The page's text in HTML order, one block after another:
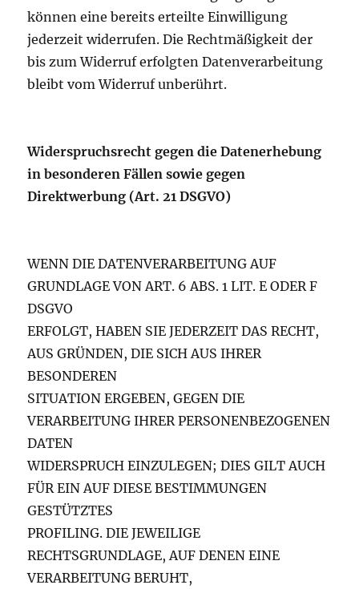
können eine bereits erteilte Einwilligung
jederzeit widerrufen. Die Rechtmäßigkeit der
bis zum Widerruf erfolgten Datenverarbeitung
bleibt vom Widerruf unberührt.
Widerspruchsrecht gegen die Datenerhebung
in besonderen Fällen sowie gegen
Direktwerbung (Art. 21 DSGVO)
WENN DIE DATENVERARBEITUNG AUF
GRUNDLAGE VON ART. 6 ABS. 1 LIT. E ODER F
DSGVO
ERFOLGT, HABEN SIE JEDERZEIT DAS RECHT,
AUS GRÜNDEN, DIE SICH AUS IHRER
BESONDEREN
SITUATION ERGEBEN, GEGEN DIE
VERARBEITUNG IHRER PERSONENBEZOGENEN
DATEN
WIDERSPRUCH EINZULEGEN; DIES GILT AUCH
FÜR EIN AUF DIESE BESTIMMUNGEN
GESTÜTZTES
PROFILING. DIE JEWEILIGE
RECHTSGRUNDLAGE, AUF DENEN EINE
VERARBEITUNG BERUHT,